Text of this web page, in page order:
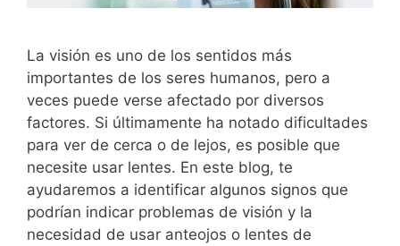
La visión es uno de los sentidos más
importantes de los seres humanos, pero a
veces puede verse afectado por diversos
factores. Si últimamente ha notado dificultades
para ver de cerca o de lejos, es posible que
necesite usar lentes. En este blog, te
ayudaremos a identificar algunos signos que
podrían indicar problemas de visión y la
necesidad de usar anteojos o lentes de